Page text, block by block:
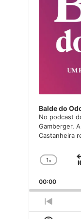
Balde do
No podcast
Gamberger,
Castanheira
Rate
1x
00:00
Episode